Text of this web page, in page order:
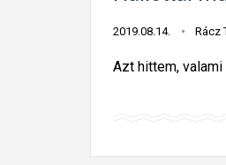
2019.08.14. Rácz
Azt hittem,